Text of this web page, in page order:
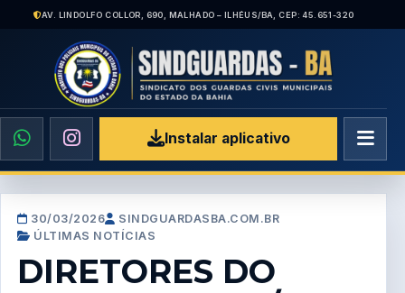
AV. LINDOLFO COLLOR, 690, MALHADO – ILHÉUS/BA, CEP: 45.651-320
Instalar aplicativo
30/03/2026
SINDGUARDASBA.COM.BR
ÚLTIMAS NOTÍCIAS
DIRETORES DO